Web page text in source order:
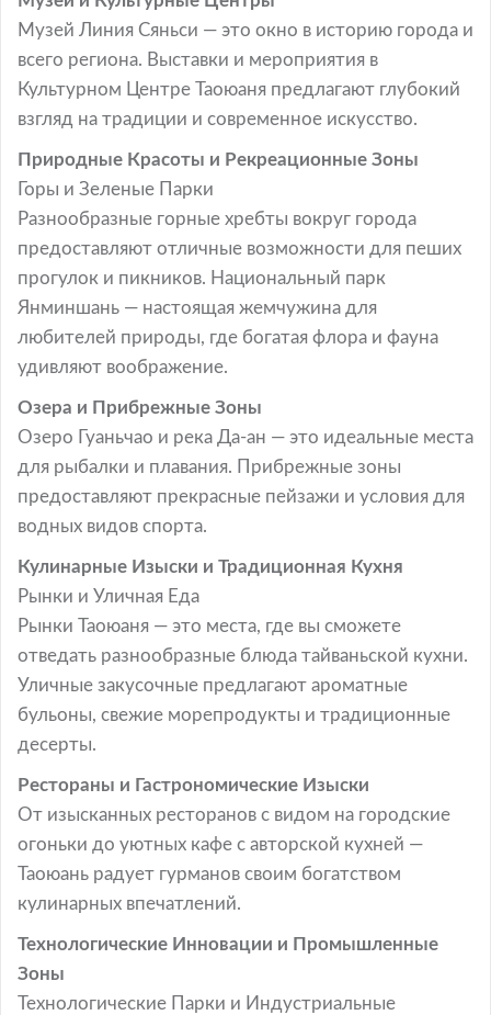
Музей Линия Сяньси — это окно в историю города и
всего региона. Выставки и мероприятия в
Культурном Центре Таоюаня предлагают глубокий
взгляд на традиции и современное искусство.
Природные Красоты и Рекреационные Зоны
Горы и Зеленые Парки
Разнообразные горные хребты вокруг города
предоставляют отличные возможности для пеших
прогулок и пикников. Национальный парк
Янминшань — настоящая жемчужина для
любителей природы, где богатая флора и фауна
удивляют воображение.
Озера и Прибрежные Зоны
Озеро Гуаньчао и река Да-ан — это идеальные места
для рыбалки и плавания. Прибрежные зоны
предоставляют прекрасные пейзажи и условия для
водных видов спорта.
Кулинарные Изыски и Традиционная Кухня
Рынки и Уличная Еда
Рынки Таоюаня — это места, где вы сможете
отведать разнообразные блюда тайваньской кухни.
Уличные закусочные предлагают ароматные
бульоны, свежие морепродукты и традиционные
десерты.
Рестораны и Гастрономические Изыски
От изысканных ресторанов с видом на городские
огоньки до уютных кафе с авторской кухней —
Таоюань радует гурманов своим богатством
кулинарных впечатлений.
Технологические Инновации и Промышленные
Зоны
Технологические Парки и Индустриальные